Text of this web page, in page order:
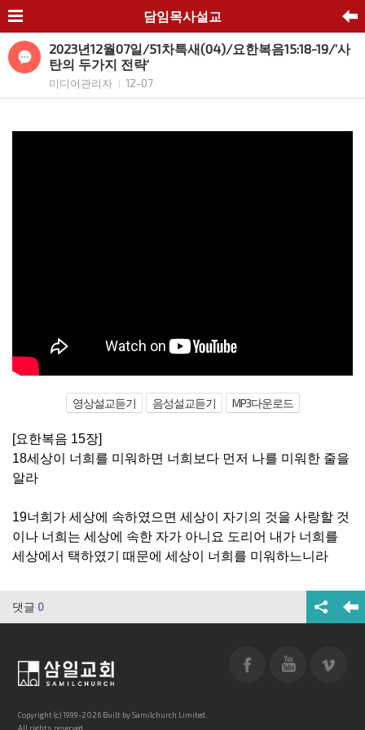
담임목사설교
2023년12월07일/51차특새(04)/요한복음15:18-19/’사
탄의 두가지 전략’
미디어관리자 12-07
영상설교듣기 음성설교듣기 MP3다운로드
[요한복음 15장]
18세상이 너희를 미워하면 너희보다 먼저 나를 미워한 줄을
알라
19너희가 세상에 속하였으면 세상이 자기의 것을 사랑할 것
이나 너희는 세상에 속한 자가 아니요 도리어 내가 너희를
세상에서 택하였기 때문에 세상이 너희를 미워하느니라
댓글 0
Copyright (c) 1999-2026 Built by Samilchurch Limited.
All rights reserved.